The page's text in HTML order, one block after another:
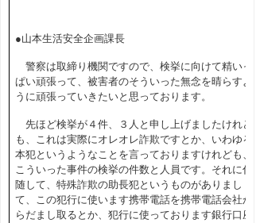
●山本生活安全企画課長
警察は取締り機関ですので、検挙に向けて精いっ
ぱい頑張って、被害者のそういった無念を晴らすよ
うに頑張っていきたいと思っております。
先ほど検挙が４件、３人と申し上げましたけれど
も、これは実際にオレオレ詐欺ですとか、いわゆる
本犯というようなことを言っておりますけれども、
こういった事件の検挙の件数と人員です。それに付
随して、特殊詐欺の助長犯というものがありまし
て、この犯行に使います携帯電話を携帯電話会社か
らだまし取るとか、犯行に使っております銀行口座